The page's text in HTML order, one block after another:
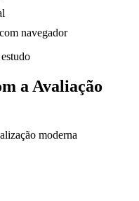
navegador
a Avaliação
moderna